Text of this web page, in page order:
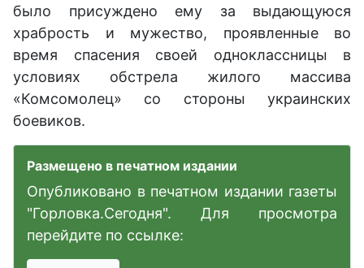
было присуждено ему за выдающуюся
храбрость и мужество, проявленные во
время спасения своей одноклассницы в
условиях обстрела жилого массива
«Комсомолец» со стороны украинских
боевиков.
Размещено в печатном издании
Опубликовано в печатном издании газеты
"Горловка.Сегодня". Для просмотра
перейдите по ссылке: